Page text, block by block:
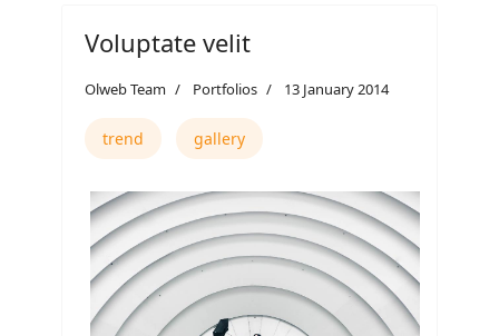
Voluptate velit
Olweb Team Portfolios 13 January 2014
trend gallery